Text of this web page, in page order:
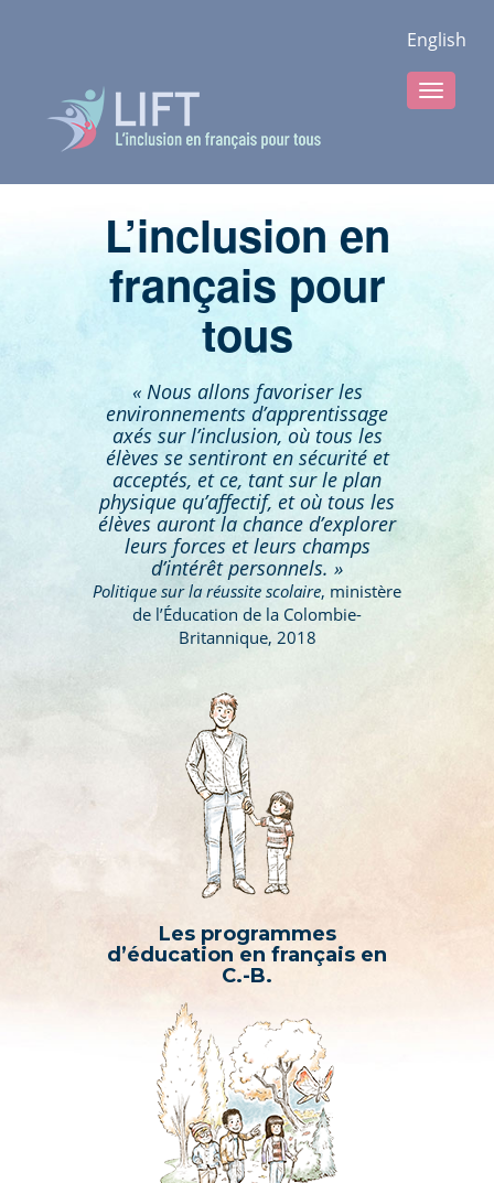
English
TOGGLE
L’inclusion en
français pour
tous
« Nous allons favoriser les
environnements d’apprentissage
axés sur l’inclusion, où tous les
élèves se sentiront en sécurité et
acceptés, et ce, tant sur le plan
physique qu’affectif, et où tous les
élèves auront la chance d’explorer
leurs forces et leurs champs
d’intérêt personnels. »
Politique sur la réussite scolaire, ministère
de l’Éducation de la Colombie-
Britannique, 2018
Les programmes
d’éducation en français en
C.-B.